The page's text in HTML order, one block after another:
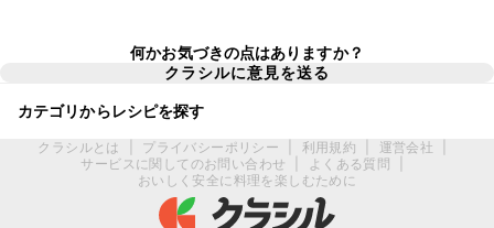
何かお気づきの点はありますか？
クラシルに意見を送る
カテゴリからレシピを探す
クラシルとは プライバシーポリシー 利用規約 運営会社
サービスに関してのお問い合わせ
よくある質問
おいしく安全に料理を楽しむために